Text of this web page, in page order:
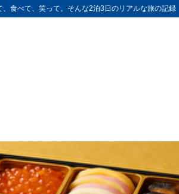
食べて、笑って。そんな2泊3日のリアルな旅の記録